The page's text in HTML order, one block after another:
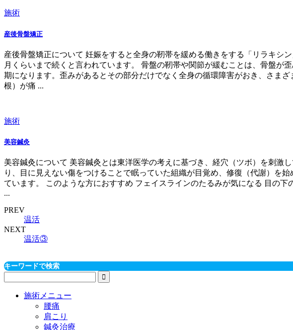
施術
産後骨盤矯正
産後骨盤矯正について 妊娠をすると全身の靭帯を緩める働きをする「リラキシ
月くらいまで続くと言われています。 骨盤の靭帯や関節が緩むことは、骨盤
期になります。歪みがあるとその部分だけでなく全身の循環障害がおき、さま
根）が痛 ...
施術
美容鍼灸
美容鍼灸について 美容鍼灸とは東洋医学の考えに基づき、経穴（ツボ）を刺激
り、目に見えない傷をつけることで眠っていた組織が目覚め、修復（代謝）を
ています。 このような方におすすめ フェイスラインのたるみが気になる 目の
...
PREV
温活
NEXT
温活③
キーワードで検索
施術メニュー
腰痛
肩こり
鍼灸治療